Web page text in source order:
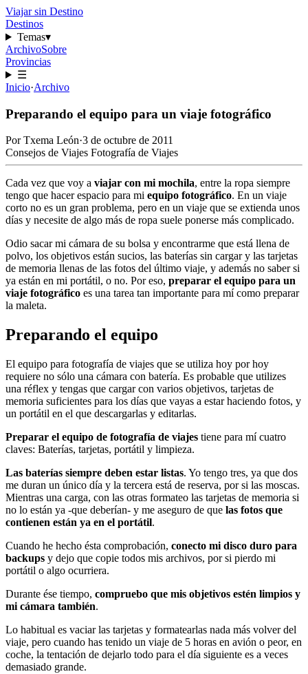
Viajar sin Destino
Destinos
Temas▾
ArchivoSobre
Provincias
☰
Inicio·Archivo
Preparando el equipo para un viaje fotográfico
PorTxema León·3 de octubre de 2011
Consejos de Viajes Fotografía de Viajes
Cada vez que voy a viajar con mi mochila, entre la ropa siempre
tengo que hacer espacio para mi equipo fotográfico. En un viaje
corto no es un gran problema, pero en un viaje que se extienda unos
días y necesite de algo más de ropa suele ponerse más complicado.
Odio sacar mi cámara de su bolsa y encontrarme que está llena de
polvo, los objetivos están sucios, las baterías sin cargar y las tarjetas
de memoria llenas de las fotos del último viaje, y además no saber si
ya están en mi portátil, o no. Por eso, preparar el equipo para un
viaje fotográfico es una tarea tan importante para mí como preparar
la maleta.
Preparando el equipo
El equipo para fotografía de viajes que se utiliza hoy por hoy
requiere no sólo una cámara con batería. Es probable que utilizes
una réflex y tengas que cargar con varios objetivos, tarjetas de
memoria suficientes para los días que vayas a estar haciendo fotos, y
un portátil en el que descargarlas y editarlas.
Preparar el equipo de fotografía de viajes tiene para mí cuatro
claves: Baterías, tarjetas, portátil y limpieza.
Las baterías siempre deben estar listas. Yo tengo tres, ya que dos
me duran un único día y la tercera está de reserva, por si las moscas.
Mientras una carga, con las otras formateo las tarjetas de memoria si
no lo están ya -que deberían- y me aseguro de que las fotos que
contienen están ya en el portátil.
Cuando he hecho ésta comprobación, conecto mi disco duro para
backups y dejo que copie todos mis archivos, por si pierdo mi
portátil o algo ocurriera.
Durante ése tiempo, compruebo que mis objetivos estén limpios y
mi cámara también.
Lo habitual es vaciar las tarjetas y formatearlas nada más volver del
viaje, pero cuando has tenido un viaje de 5 horas en avión o peor, en
coche, la tentación de dejarlo todo para el día siguiente es a veces
demasiado grande.